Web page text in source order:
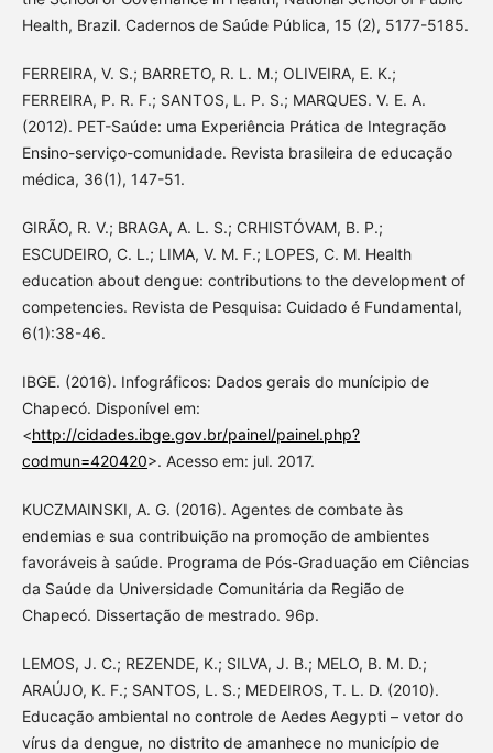
Health, Brazil. Cadernos de Saúde Pública, 15 (2), 5177-5185.
FERREIRA, V. S.; BARRETO, R. L. M.; OLIVEIRA, E. K.;
FERREIRA, P. R. F.; SANTOS, L. P. S.; MARQUES. V. E. A.
(2012). PET-Saúde: uma Experiência Prática de Integração
Ensino-serviço-comunidade. Revista brasileira de educação
médica, 36(1), 147-51.
GIRÃO, R. V.; BRAGA, A. L. S.; CRHISTÓVAM, B. P.;
ESCUDEIRO, C. L.; LIMA, V. M. F.; LOPES, C. M. Health
education about dengue: contributions to the development of
competencies. Revista de Pesquisa: Cuidado é Fundamental,
6(1):38-46.
IBGE. (2016). Infográficos: Dados gerais do munícipio de
Chapecó. Disponível em:
<http://cidades.ibge.gov.br/painel/painel.php?
codmun=420420>. Acesso em: jul. 2017.
KUCZMAINSKI, A. G. (2016). Agentes de combate às
endemias e sua contribuição na promoção de ambientes
favoráveis à saúde. Programa de Pós-Graduação em Ciências
da Saúde da Universidade Comunitária da Região de
Chapecó. Dissertação de mestrado. 96p.
LEMOS, J. C.; REZENDE, K.; SILVA, J. B.; MELO, B. M. D.;
ARAÚJO, K. F.; SANTOS, L. S.; MEDEIROS, T. L. D. (2010).
Educação ambiental no controle de Aedes Aegypti – vetor do
vírus da dengue, no distrito de amanhece no município de